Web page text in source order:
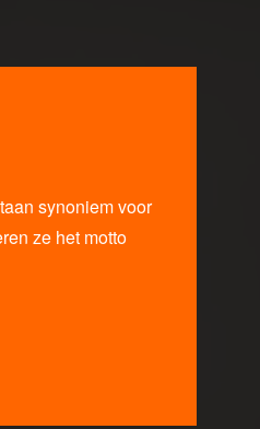
synoniem voor
ze het motto